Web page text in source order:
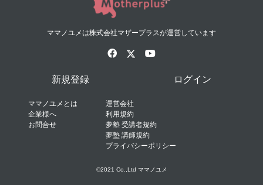
ママノユメは株式会社マザープラスが運営しています
新規登録 ログイン
ママノユメとは
企業様へ
お問合せ
運営会社
利用規約
夢塾 受講者規約
夢塾 講師規約
プライバシーポリシー
©2021 Co.,Ltd ママノユメ